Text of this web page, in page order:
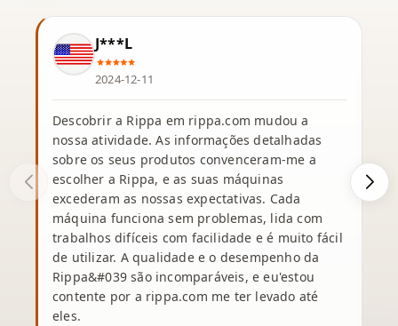
J***L
2024-12-11
Descobrir a Rippa em rippa.com mudou a
nossa atividade. As informações detalhadas
sobre os seus produtos convenceram-me a
escolher a Rippa, e as suas máquinas
excederam as nossas expectativas. Cada
máquina funciona sem problemas, lida com
trabalhos difíceis com facilidade e é muito fácil
de utilizar. A qualidade e o desempenho da
Rippa&#039 são incomparáveis, e eu'estou
contente por a rippa.com me ter levado até
eles.